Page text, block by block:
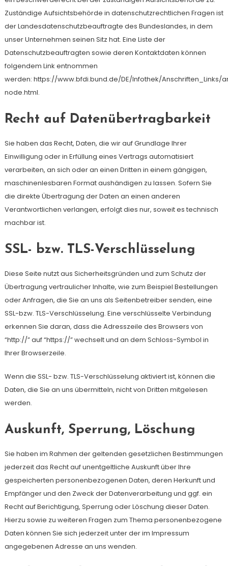
Zuständige Aufsichtsbehörde in datenschutzrechtlichen Fragen ist
der Landesdatenschutzbeauftragte des Bundeslandes, in dem
unser Unternehmen seinen Sitz hat. Eine Liste der
Datenschutzbeauftragten sowie deren Kontaktdaten können
folgendem Link entnommen
werden: https://www.bfdi.bund.de/DE/Infothek/Anschriften_Links/
node.html.
Recht auf Datenübertragbarkeit
Sie haben das Recht, Daten, die wir auf Grundlage Ihrer
Einwilligung oder in Erfüllung eines Vertrags automatisiert
verarbeiten, an sich oder an einen Dritten in einem gängigen,
maschinenlesbaren Format aushändigen zu lassen. Sofern Sie
die direkte Übertragung der Daten an einen anderen
Verantwortlichen verlangen, erfolgt dies nur, soweit es technisch
machbar ist.
SSL- bzw. TLS-Verschlüsselung
Diese Seite nutzt aus Sicherheitsgründen und zum Schutz der
Übertragung vertraulicher Inhalte, wie zum Beispiel Bestellungen
oder Anfragen, die Sie an uns als Seitenbetreiber senden, eine
SSL-bzw. TLS-Verschlüsselung. Eine verschlüsselte Verbindung
erkennen Sie daran, dass die Adresszeile des Browsers von
“http://” auf “https://” wechselt und an dem Schloss-Symbol in
Ihrer Browserzeile.
Wenn die SSL- bzw. TLS-Verschlüsselung aktiviert ist, können die
Daten, die Sie an uns übermitteln, nicht von Dritten mitgelesen
werden.
Auskunft, Sperrung, Löschung
Sie haben im Rahmen der geltenden gesetzlichen Bestimmungen
jederzeit das Recht auf unentgeltliche Auskunft über Ihre
gespeicherten personenbezogenen Daten, deren Herkunft und
Empfänger und den Zweck der Datenverarbeitung und ggf. ein
Recht auf Berichtigung, Sperrung oder Löschung dieser Daten.
Hierzu sowie zu weiteren Fragen zum Thema personenbezogene
Daten können Sie sich jederzeit unter der im Impressum
angegebenen Adresse an uns wenden.